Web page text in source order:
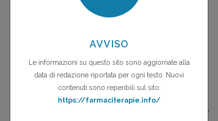
sistema immunitario aumentando il rischio di infezioni e
In uno studio di prevenzione dell'osteoporosi (n=332
donne), le infezioni che hanno richiesto l'ospedalizzazione
sono state più frequenti nel gruppo denosumab che in quello
vs0,6%)1 . In un altro studio di definizione della
dose (n=406), le infezioni richiedenti l'ospedalizzazione hanno